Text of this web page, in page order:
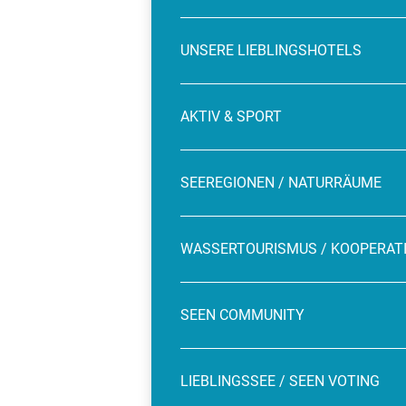
UNSERE LIEBLINGSHOTELS
AKTIV & SPORT
SEEREGIONEN / NATURRÄUME
WASSERTOURISMUS /
SEEN COMMUNITY
LIEBLINGSSEE / SEEN VOTING